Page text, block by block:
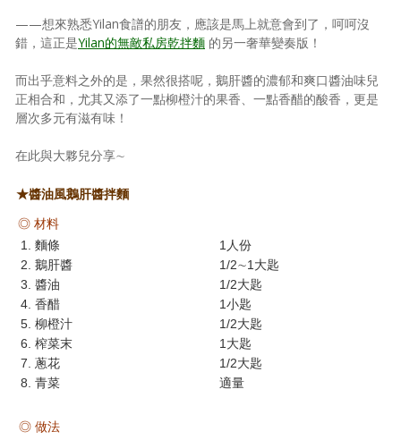
——想來熟悉Yilan食譜的朋友，應該是馬上就意會到了，呵呵沒
錯，這正是Yilan的無敵私房乾拌麵 的另一奢華變奏版！
而出乎意料之外的是，果然很搭呢，鵝肝醬的濃郁和爽口醬油味兒
正相合和，尤其又添了一點柳橙汁的果香、一點香醋的酸香，更是
層次多元有滋有味！
在此與大夥兒分享∼
★醬油風鵝肝醬拌麵
◎ 材料
1. 麵條
1人份
2. 鵝肝醬
1/2∼1大匙
3. 醬油
1/2大匙
4. 香醋
1小匙
5. 柳橙汁
1/2大匙
6. 榨菜末
1大匙
7. 蔥花
1/2大匙
8. 青菜
適量
◎ 做法